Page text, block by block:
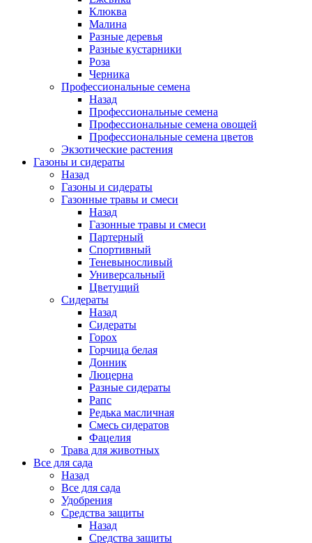
Клюква
Малина
Разные деревья
Разные кустарники
Роза
Черника
Профессиональные семена
Назад
Профессиональные семена
Профессиональные семена овощей
Профессиональные семена цветов
Экзотические растения
Газоны и сидераты
Назад
Газоны и сидераты
Газонные травы и смеси
Назад
Газонные травы и смеси
Партерный
Спортивный
Теневыносливый
Универсальный
Цветущий
Сидераты
Назад
Сидераты
Горох
Горчица белая
Донник
Люцерна
Разные сидераты
Рапс
Редька масличная
Смесь сидератов
Фацелия
Трава для животных
Все для сада
Назад
Все для сада
Удобрения
Средства защиты
Назад
Средства защиты